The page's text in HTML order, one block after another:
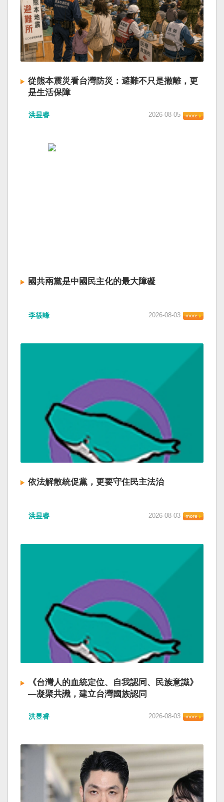
從熊本震災看台灣防災：避難不只是撤離，更
是生活保障
洪昱睿 2026-08-05
國共兩黨是中國民主化的最大障礙
李筱峰 2026-08-03
依法解散統促黨，更要守住民主法治
洪昱睿 2026-08-03
《台灣人的血統定位、自我認同、民族意識》
—凝聚共識，建立台灣國族認同
洪昱睿 2026-08-03